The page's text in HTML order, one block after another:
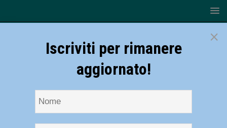
×
Iscriviti per rimanere
aggiornato!